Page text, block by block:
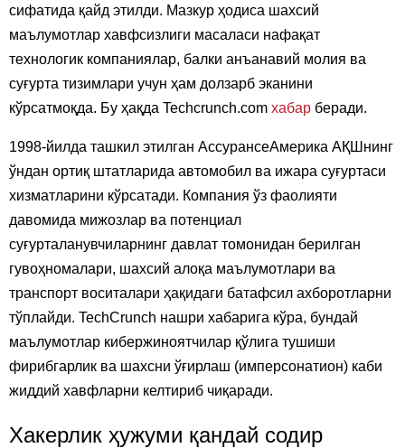
сифатида қайд этилди. Мазкур ҳодиса шахсий
маълумотлар хавфсизлиги масаласи нафақат
технологик компаниялар, балки анъанавий молия ва
суғурта тизимлари учун ҳам долзарб эканини
кўрсатмоқда. Бу ҳақда Techcrunch.com хабар беради.
1998-йилда ташкил этилган АссурансеАмерика АҚШнинг
ўндан ортиқ штатларида автомобил ва ижара суғуртаси
хизматларини кўрсатади. Компания ўз фаолияти
давомида мижозлар ва потенциал
суғурталанувчиларнинг давлат томонидан берилган
гувоҳномалари, шахсий алоқа маълумотлари ва
транспорт воситалари ҳақидаги батафсил ахборотларни
тўплайди. TechCrunch нашри хабарига кўра, бундай
маълумотлар кибержиноятчилар қўлига тушиши
фирибгарлик ва шахсни ўғирлаш (имперсонатион) каби
жиддий хавфларни келтириб чиқаради.
Хакерлик ҳужуми қандай содир